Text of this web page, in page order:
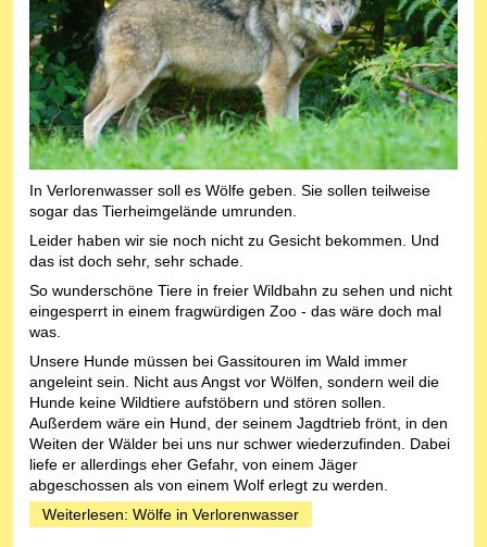
In Verlorenwasser soll es Wölfe geben. Sie sollen teilweise
sogar das Tierheimgelände umrunden.
Leider haben wir sie noch nicht zu Gesicht bekommen. Und
das ist doch sehr, sehr schade.
So wunderschöne Tiere in freier Wildbahn zu sehen und nicht
eingesperrt in einem fragwürdigen Zoo - das wäre doch mal
was.
Unsere Hunde müssen bei Gassitouren im Wald immer
angeleint sein. Nicht aus Angst vor Wölfen, sondern weil die
Hunde keine Wildtiere aufstöbern und stören sollen.
Außerdem wäre ein Hund, der seinem Jagdtrieb frönt, in den
Weiten der Wälder bei uns nur schwer wiederzufinden. Dabei
liefe er allerdings eher Gefahr, von einem Jäger
abgeschossen als von einem Wolf erlegt zu werden.
Weiterlesen: Wölfe in Verlorenwasser